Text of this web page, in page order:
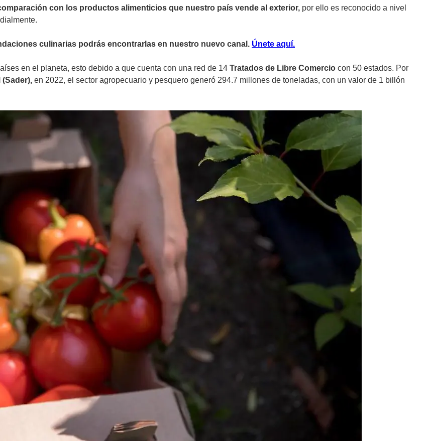
con los productos alimenticios que nuestro país vende al exterior, por ello es reconocido a nivel
culinarias podrás encontrarlas en nuestro nuevo canal. Únete aquí.
en el planeta, esto debido a que cuenta con una red de 14 Tratados de Libre Comercio con 50 estados. Por
en 2022, el sector agropecuario y pesquero generó 294.7 millones de toneladas, con un valor de 1 billón